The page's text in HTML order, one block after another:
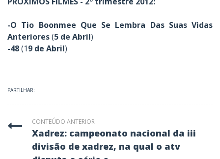
-O Tio Boonmee Que Se Lembra Das Suas Vidas
Anteriores(5 de Abril)
-48(19 de Abril)
PARTILHAR:
CONTEÚDO ANTERIOR
xadrez: campeonato nacional da iii
divisão de xadrez, na qual o atv